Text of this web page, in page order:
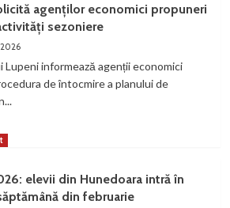
agenților economici propuneri
sezoniere
Lupeni informează agenții economici
de întocmire a planului de
elevii din Hunedoara intră în
din februarie